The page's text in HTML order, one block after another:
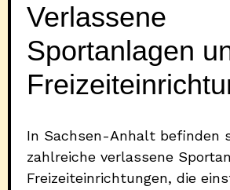
Verlassene
Sportanlagen
In Sachsen-Anhalt befinden
zahlreiche verlassene
Freizeiteinrichtungen, die